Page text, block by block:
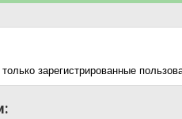
зарегистрированные